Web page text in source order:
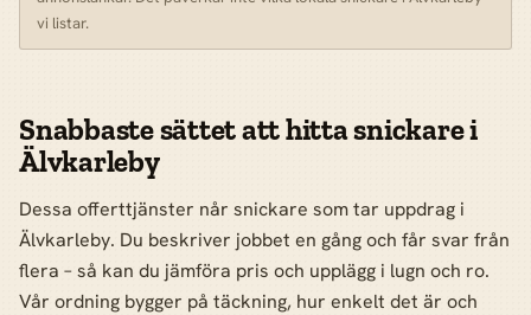
vi listar.
Snabbaste sättet att hitta snickare i
Älvkarleby
Dessa offerttjänster når snickare som tar uppdrag i
Älvkarleby. Du beskriver jobbet en gång och får svar från
flera – så kan du jämföra pris och upplägg i lugn och ro.
Vår ordning bygger på täckning, hur enkelt det är och